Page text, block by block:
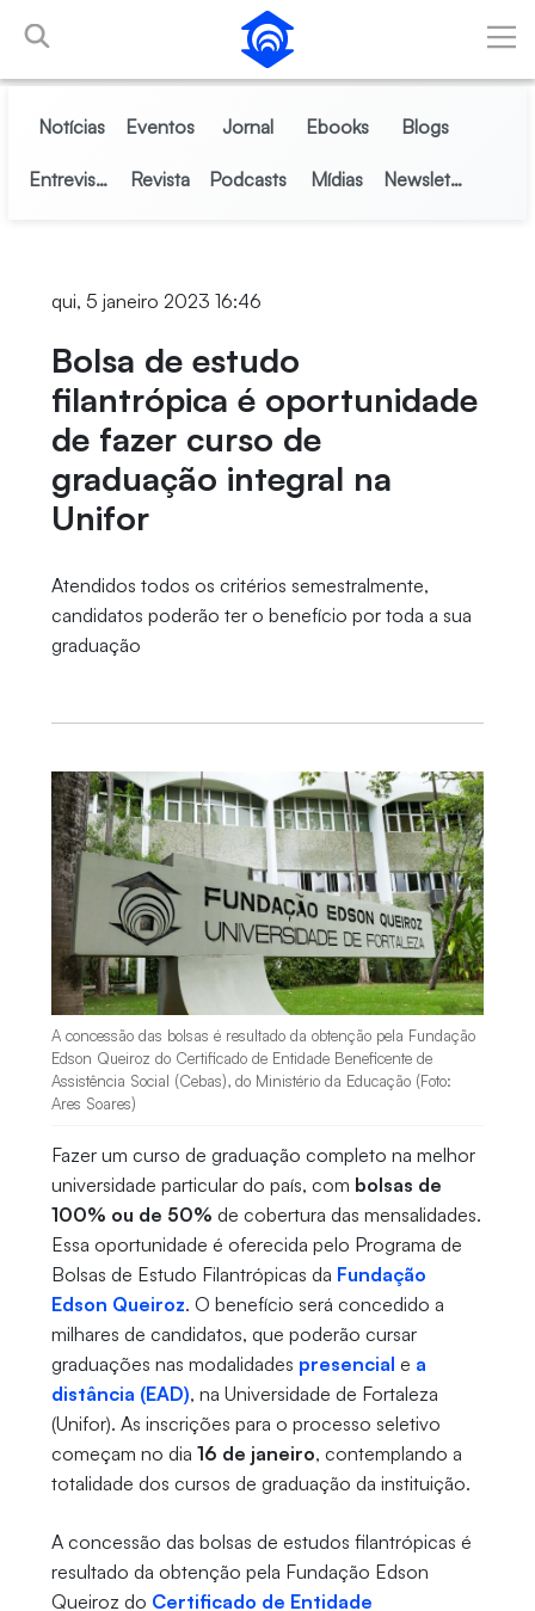
Pular para o Conteúdo principal
Notícias Eventos Jornal Ebooks Blogs
Entrevistas Revista Podcasts Mídias Newsletter
qui, 5 janeiro 2023 16:46
Bolsa de estudo
filantrópica é oportunidade
de fazer curso de
graduação integral na
Unifor
Atendidos todos os critérios semestralmente,
candidatos poderão ter o benefício por toda a sua
graduação
A concessão das bolsas é resultado da obtenção pela Fundação
Edson Queiroz do Certificado de Entidade Beneficente de
Assistência Social (Cebas), do Ministério da Educação (Foto:
Ares Soares)
Fazer um curso de graduação completo na melhor
universidade particular do país, com bolsas de
100% ou de 50% de cobertura das mensalidades.
Essa oportunidade é oferecida pelo Programa de
Bolsas de Estudo Filantrópicas da Fundação
Edson Queiroz. O benefício será concedido a
milhares de candidatos, que poderão cursar
graduações nas modalidades presencial e a
distância (EAD), na Universidade de Fortaleza
(Unifor). As inscrições para o processo seletivo
começam no dia 16 de janeiro, contemplando a
totalidade dos cursos de graduação da instituição.
A concessão das bolsas de estudos filantrópicas é
resultado da obtenção pela Fundação Edson
Queiroz do Certificado de Entidade